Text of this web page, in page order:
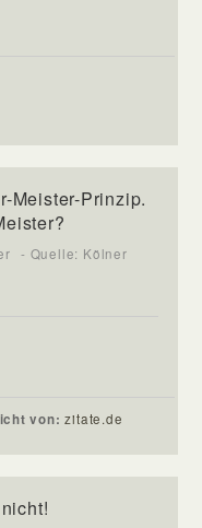
Meister-Prinzip.
- Quelle: Kölner
von:zitate.de